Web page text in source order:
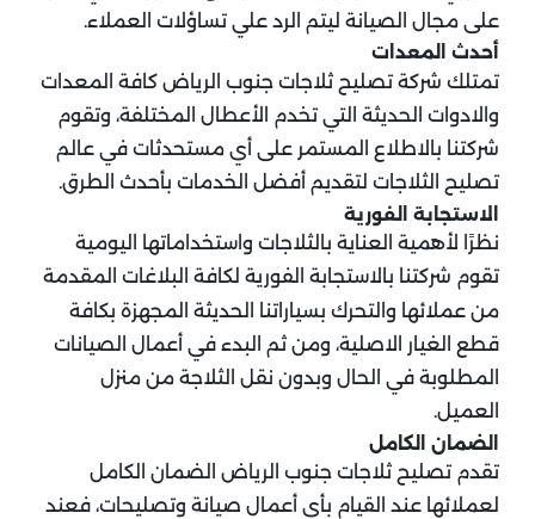
على مجال الصيانة ليتم الرد علي تساؤلات العملاء.
أحدث المعدات
تمتلك شركة تصليح ثلاجات جنوب الرياض كافة المعدات
والادوات الحديثة التي تخدم الأعطال المختلفة، وتقوم
شركتنا بالاطلاع المستمر على أي مستحدثات في عالم
تصليح الثلاجات لتقديم أفضل الخدمات بأحدث الطرق.
الاستجابة الفورية
نظرًا لأهمية العناية بالثلاجات واستخداماتها اليومية
تقوم شركتنا بالاستجابة الفورية لكافة البلاغات المقدمة
من عملائها والتحرك بسياراتنا الحديثة المجهزة بكافة
قطع الغيار الاصلية، ومن ثم البدء في أعمال الصيانات
المطلوبة في الحال وبدون نقل الثلاجة من منزل
العميل.
الضمان الكامل
تقدم تصليح ثلاجات جنوب الرياض الضمان الكامل
لعملائها عند القيام بأي أعمال صيانة وتصليحات، فعند